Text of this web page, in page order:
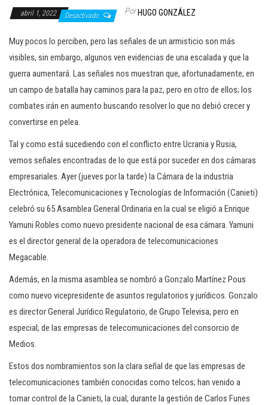
abril 1, 2022 Desactivado Por HUGO GONZÁLEZ
Muy pocos lo perciben, pero las señales de un armisticio son más
visibles, sin embargo, algunos ven evidencias de una escalada y que la
guerra aumentará. Las señales nos muestran que, afortunadamente; en
un campo de batalla hay caminos para la paz, pero en otro de ellos; los
combates irán en aumento buscando resolver lo que no debió crecer y
convertirse en pelea.
Tal y como está sucediendo con el conflicto entre Ucrania y Rusia,
vemos señales encontradas de lo que está por suceder en dos cámaras
empresariales. Ayer (jueves por la tarde) la Cámara de la industria
Electrónica, Telecomunicaciones y Tecnologías de Información (Canieti)
celebró su 65 Asamblea General Ordinaria en la cual se eligió a Enrique
Yamuni Robles como nuevo presidente nacional de esa cámara. Yamuni
es el director general de la operadora de telecomunicaciones
Megacable.
Además, en la misma asamblea se nombró a Gonzalo Martínez Pous
como nuevo vicepresidente de asuntos regulatorios y jurídicos. Gonzalo
es director General Jurídico Regulatorio, de Grupo Televisa, pero en
especial; de las empresas de telecomunicaciones del consorcio de
Medios.
Estos dos nombramientos son la clara señal de que las empresas de
telecomunicaciones también conocidas como telcos; han venido a
tomar control de la Canieti, la cual; durante la gestión de Carlos Funes